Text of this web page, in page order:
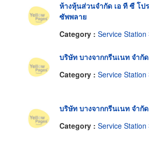
ห้างหุ้นส่วนจำกัด เอ ที ซี โป
ซัพพลาย
Category : Service Station
บริษัท บางจากกรีนเนท จำกัด
Category : Service Station
บริษัท บางจากกรีนเนท จำกัด
Category : Service Station